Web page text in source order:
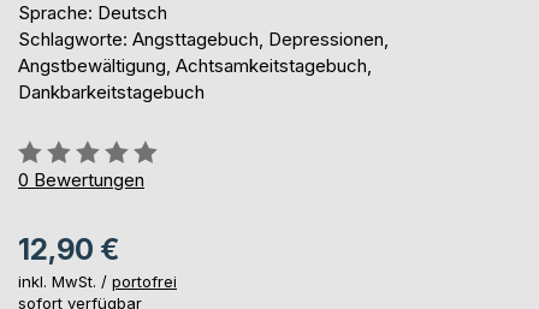
Sprache: Deutsch
Schlagworte: Angsttagebuch, Depressionen,
Angstbewältigung, Achtsamkeitstagebuch,
Dankbarkeitstagebuch
Bewertung::
0%
0 Bewertungen
12,90 €
inkl. MwSt. / portofrei
sofort verfügbar